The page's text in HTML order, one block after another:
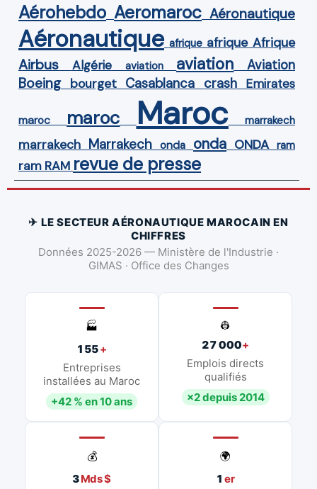
Aérohebdo Aeromaroc Aéronautique
Aéronautique afrique afrique Afrique
Airbus Algérie aviation aviation Aviation
Boeing bourget Casablanca crash Emirates
maroc maroc Maroc marrakech
marrakech Marrakech onda onda ONDA ram
ram RAM revue de presse
✈ LE SECTEUR AÉRONAUTIQUE MAROCAIN EN
CHIFFRES
Données 2025-2026 — Ministère de l'Industrie ·
GIMAS · Office des Changes
🏭
155+
Entreprises
installées au Maroc
+42 % en 10 ans
👷
27 000+
Emplois directs
qualifiés
×2 depuis 2014
💰
3Mds $
🌍
1 er